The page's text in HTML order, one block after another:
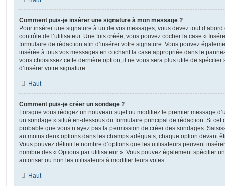
Comment puis-je insérer une signature à mon message ?
Pour insérer une signature à un de vos messages, vous devez tout
contrôle de l’utilisateur. Une fois créée, vous pouvez cocher la case «
formulaire de rédaction afin d’insérer votre signature. Vous pouvez
insérée à tous vos messages en cochant la case appropriée dans le
vous choisissez cette dernière option, il ne vous sera plus utile de
d’insérer votre signature.
Haut
Comment puis-je créer un sondage ?
Lorsque vous rédigez un nouveau sujet ou modifiez le premier message
un sondage » situé en-dessous du formulaire principal de rédaction. Si cet
probable que vous n’ayez pas la permission de créer des sondages.
au moins deux options dans les champs adéquats, chaque option devant
Vous pouvez définir le nombre d’options que les utilisateurs peuvent
nombre des « Options par utilisateur ». Vous pouvez également spécifier
autoriser ou non les utilisateurs à modifier leurs votes.
Haut